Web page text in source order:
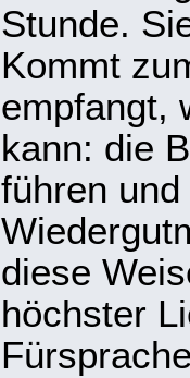
Stunde.
Kommt
empfangt,
kann: die
führen
diese
höchster